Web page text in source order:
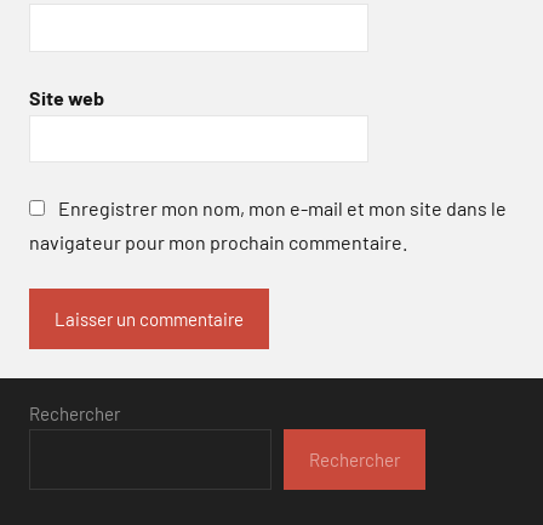
Site web
Enregistrer mon nom, mon e-mail et mon site dans le
navigateur pour mon prochain commentaire.
Rechercher
Rechercher